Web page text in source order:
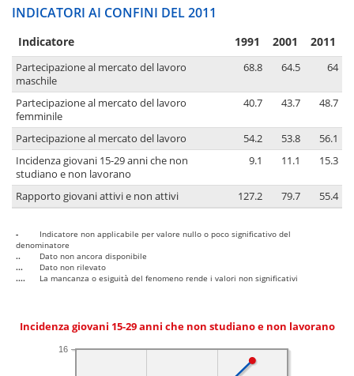
INDICATORI AI CONFINI DEL 2011
Indicatore 1991 2001 2011
Partecipazione al mercato del lavoro
maschile
68.8 64.5 64
Partecipazione al mercato del lavoro
femminile
40.7 43.7 48.7
Partecipazione al mercato del lavoro 54.2 53.8
56.1
Incidenza giovani 15-29 anni che non
studiano e non lavorano
9.1 11.1 15.3
Rapporto giovani attivi e non attivi 127.2 79.7 55.4
-
Indicatore non applicabile per valore nullo o poco significativo del
denominatore
..
Dato non ancora disponibile
...
Dato non rilevato
....
La mancanza o esiguità del fenomeno rende i valori non significativi
Incidenza giovani 15-29 anni che non studiano e non lavorano
16